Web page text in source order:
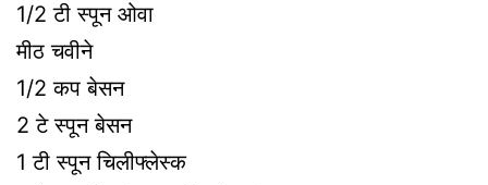
1/2 टी स्पून ओवा
मीठ चवीने
1/2 कप बेसन
2 टे स्पून बेसन
1 टी स्पून चिलीफ्लेस्क